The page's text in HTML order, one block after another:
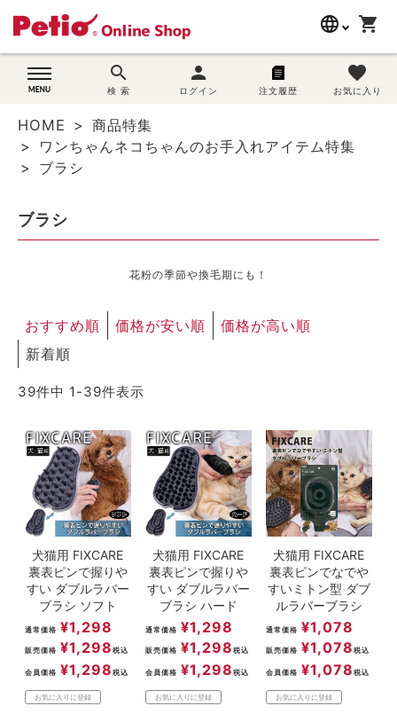
language
wovn-lang-name
shopping_cart
search
検 索
person
ログイン 注文履歴
favorite
お気に入り
search
猫用品
ブランド別に探す
目的別に探す
SNS
ご利用案内
ようこそ ゲスト 様
meeting_room ログイン person 新規会員登録
HOME
商品特集
ワンちゃんネコちゃんのお手入れアイテム特集
ブラシ
ブラシ
花粉の季節や換毛期にも！
おすすめ順 価格が安い順
価格が高い順
新着順
39件中 1 -39件表示
犬猫用 FIXCARE
裏表ピンで握りや
すい ダブルラバー
ブラシ ソフト
通常価格 ¥1,298
販売価格 ¥1,298 税込
会員価格 ¥1,298 税込
お気に入りに登録
犬猫用 FIXCARE
裏表ピンで握りや
すい ダブルラバー
ブラシ ハード
通常価格 ¥1,298
販売価格 ¥1,298 税込
会員価格 ¥1,298 税込
お気に入りに登録
犬猫用 FIXCARE
裏表ピンでなでや
すいミトン型 ダブ
ルラバーブラシ
通常価格 ¥1,078
販売価格 ¥1,078 税込
会員価格 ¥1,078 税込
お気に入りに登録